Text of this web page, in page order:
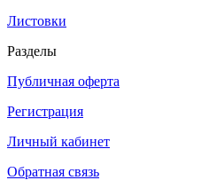
Листовки
Разделы
Публичная оферта
Регистрация
Личный кабинет
Обратная связь